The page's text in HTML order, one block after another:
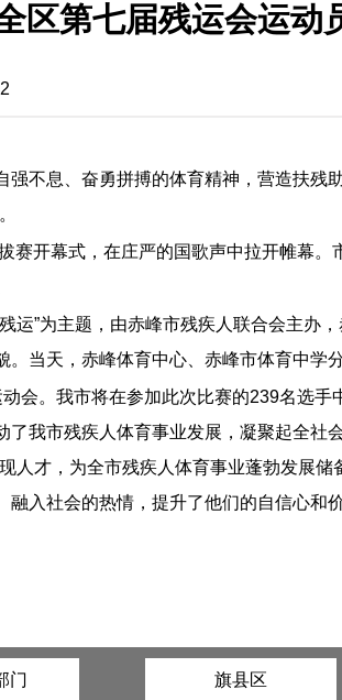
区第七届残运会运动
不息、奋勇拼搏的体育精神，营造扶
赛开幕式，在庄严的国歌声中拉开帷幕
运”为主题，由赤峰市残疾人联合会主办
当天，赤峰体育中心、赤峰市体育中学
会。我市将在参加此次比赛的239名选
我市残疾人体育事业发展，凝聚起全社
人才，为全市残疾人体育事业蓬勃发展
入社会的热情，提升了他们的自信心和
门 旗县区